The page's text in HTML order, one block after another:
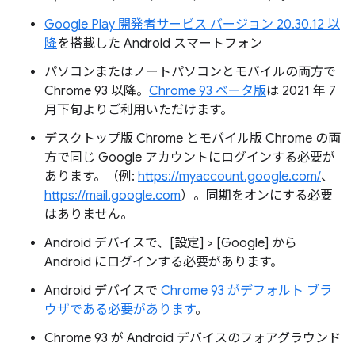
Google Play 開発者サービス バージョン 20.30.12 以
降を搭載した Android スマートフォン
パソコンまたはノートパソコンとモバイルの両方で
Chrome 93 以降。 Chrome 93 ベータ版は 2021 年 7
月下旬よりご利用いただけます。
デスクトップ版 Chrome とモバイル版 Chrome の両
方で同じ Google アカウントにログインする必要が
あります。（例: https://myaccount.google.com/、
https://mail.google.com）。同期をオンにする必要
はありません。
Android デバイスで、[設定] > [Google] から
Android にログインする必要があります。
Android デバイスで Chrome 93 がデフォルト ブラ
ウザである必要があります。
Chrome 93 が Android デバイスのフォアグラウンド